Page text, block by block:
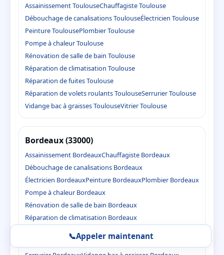
Assainissement ToulouseChauffagiste Toulouse
Débouchage de canalisations ToulouseÉlectricien Toulouse
Peinture ToulousePlombier Toulouse
Pompe à chaleur Toulouse
Rénovation de salle de bain Toulouse
Réparation de climatisation Toulouse
Réparation de fuites Toulouse
Réparation de volets roulants ToulouseSerrurier Toulouse
Vidange bac à graisses ToulouseVitrier Toulouse
Bordeaux (33000)
Assainissement BordeauxChauffagiste Bordeaux
Débouchage de canalisations Bordeaux
Électricien BordeauxPeinture BordeauxPlombier Bordeaux
Pompe à chaleur Bordeaux
Rénovation de salle de bain Bordeaux
Réparation de climatisation Bordeaux
Réparation de volets roulants Bordeaux
📞Appeler maintenant